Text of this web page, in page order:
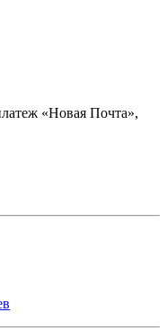
«Новая Почта»,